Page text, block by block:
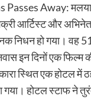
Passes Away:
आर्टिस्ट और
निधन हो गया। वह
इन दिनों एक फिल्म
स्थित एक होटल में
गया। होटल स्टाफ ने